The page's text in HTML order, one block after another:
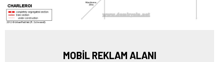
MOBİL REKLAM ALANI